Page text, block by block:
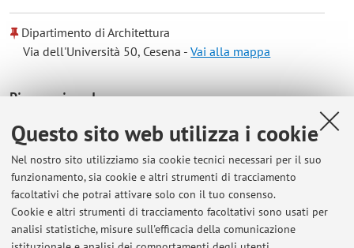
Questo sito web utilizza i cookie
Nel nostro sito utilizziamo sia cookie tecnici necessari per il suo
funzionamento, sia cookie e altri strumenti di tracciamento
facoltativi che potrai attivare solo con il tuo consenso.
Cookie e altri strumenti di tracciamento facoltativi sono usati per
analisi statistiche, misure sull'efficacia della comunicazione
Dipartimento di Architettura
Via dell'Università 50, Cesena -Vai alla mappa
Risorse in rete
ORCID
Orario di ricevimento
Martedì 17.30-19.30; meglio se previa email